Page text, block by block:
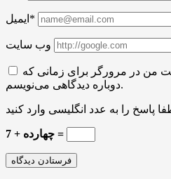
ایمیل*
وب سایت
من در مرورگر برای زمانی که
دوباره دیدگاهی می‌نویسم.
7 + چهارده =